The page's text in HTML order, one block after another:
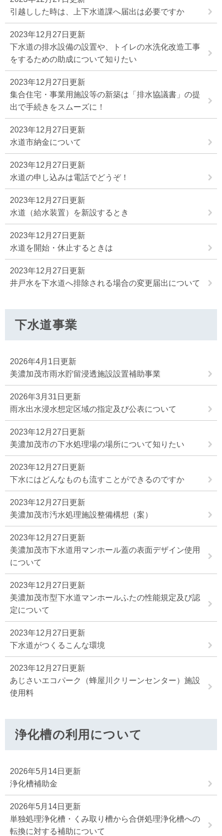
引越しした時は、上下水道課へ届出は必要ですか
2023年12月27日更新
下水道の排水設備の設置や、トイレの水洗化改造工事
をするための助成について知りたい
2023年12月27日更新
集合住宅・事業用施設等の新築は「排水協議書」の提
出で手続きをスムーズに！
2023年12月27日更新
水道市納金について
2023年12月27日更新
水道の申し込みは電話でどうぞ！
2023年12月27日更新
水道（給水装置）を新設するとき
2023年12月27日更新
水道を開始・休止するときは
2023年12月27日更新
井戸水を下水道へ排除される場合の変更届出について
下水道事業
2026年4月1日更新
美濃加茂市雨水貯留浸透施設設置補助事業
2026年3月31日更新
雨水出水浸水想定区域の指定及び公表について
2023年12月27日更新
美濃加茂市の下水処理場の場所について知りたい
2023年12月27日更新
下水にはどんなものも流すことができるのですか
2023年12月27日更新
美濃加茂市汚水処理施設整備構想（案）
2023年12月27日更新
美濃加茂市下水道用マンホール蓋の表面デザイン使用
について
2023年12月27日更新
美濃加茂市型下水道マンホールふたの性能規定及び認
定について
2023年12月27日更新
下水道がつくるこんな環境
2023年12月27日更新
あじさいエコパーク（蜂屋川クリーンセンター）施設
使用料
浄化槽の利用について
2026年5月14日更新
浄化槽補助金
2026年5月14日更新
単独処理浄化槽・くみ取り槽から合併処理浄化槽への
転換に対する補助について